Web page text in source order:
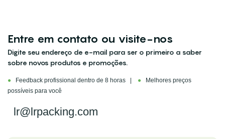
Entre em contato ou visite-nos
Digite seu endereço de e-mail para ser o primeiro a saber
sobre novos produtos e promoções.
● Feedback profissional dentro de 8 horas | ●
Melhores preços
possíveis para você
lr@lrpacking.com